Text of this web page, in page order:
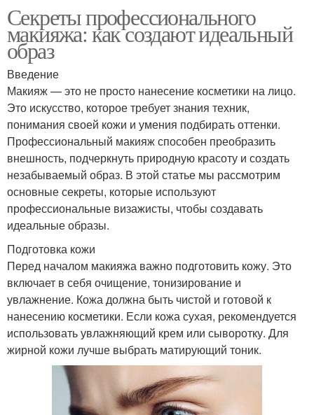
Секреты профессионального
макияжа: как создают идеальный
образ
Введение
Макияж — это не просто нанесение косметики на лицо.
Это искусство, которое требует знания техник,
понимания своей кожи и умения подбирать оттенки.
Профессиональный макияж способен преобразить
внешность, подчеркнуть природную красоту и создать
незабываемый образ. В этой статье мы рассмотрим
основные секреты, которые используют
профессиональные визажисты, чтобы создавать
идеальные образы.
Подготовка кожи
Перед началом макияжа важно подготовить кожу. Это
включает в себя очищение, тонизирование и
увлажнение. Кожа должна быть чистой и готовой к
нанесению косметики. Если кожа сухая, рекомендуется
использовать увлажняющий крем или сыворотку. Для
жирной кожи лучше выбрать матирующий тоник.